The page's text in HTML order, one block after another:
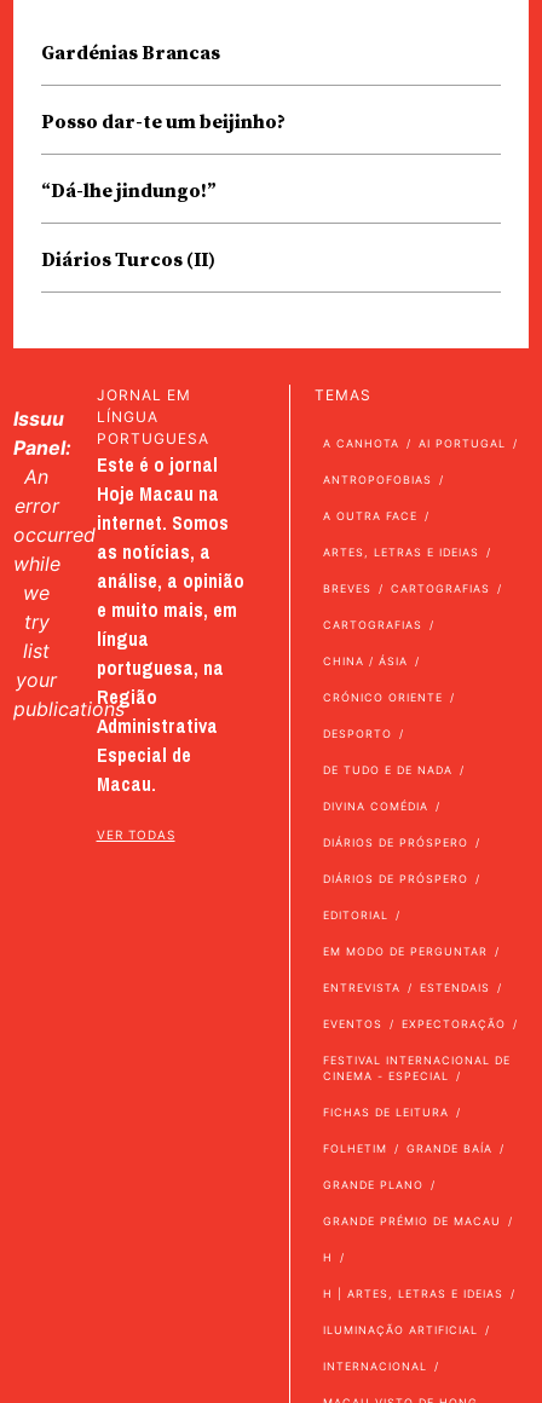
Gardénias Brancas
Posso dar-te um beijinho?
“Dá-lhe jindungo!”
Diários Turcos (II)
Issuu
Panel:
An
error
occurred
while
we
try
list
your
publications
JORNAL EM
LÍNGUA
PORTUGUESA
Este é o jornal
Hoje Macau na
internet. Somos
as notícias, a
análise, a opinião
e muito mais, em
língua
portuguesa, na
Região
Administrativa
Especial de
Macau.
VER TODAS
TEMAS
A CANHOTA AI PORTUGAL
ANTROPOFOBIAS
A OUTRA FACE
ARTES, LETRAS E IDEIAS
BREVES CARTOGRAFIAS
CARTOGRAFIAS
CHINA / ÁSIA
CRÓNICO ORIENTE
DESPORTO
DE TUDO E DE NADA
DIVINA COMÉDIA
DIÁRIOS DE PRÓSPERO
DIÁRIOS DE PRÓSPERO
EDITORIAL
EM MODO DE PERGUNTAR
ENTREVISTA ESTENDAIS
EVENTOS EXPECTORAÇÃO
FESTIVAL INTERNACIONAL DE
CINEMA - ESPECIAL
FICHAS DE LEITURA
FOLHETIM GRANDE BAÍA
GRANDE PLANO
GRANDE PRÉMIO DE MACAU
H
H | ARTES, LETRAS E IDEIAS
ILUMINAÇÃO ARTIFICIAL
INTERNACIONAL